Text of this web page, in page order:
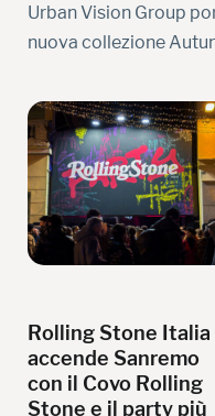
Urban Vision Group
nuova collezione
Rolling Stone Italia
accende Sanremo
con il Covo Rolling
Stone e il party più